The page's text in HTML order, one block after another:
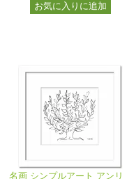
お気に入りに追加
名画 シンプルアート アンリ